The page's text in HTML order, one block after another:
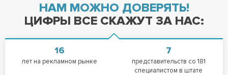
НАМ МОЖНО ДОВЕРЯТЬ!
ЦИФРЫ ВСЕ СКАЖУТ ЗА НАС:
16
лет на рекламном рынке
7
представительств со 181
специалистом в штате